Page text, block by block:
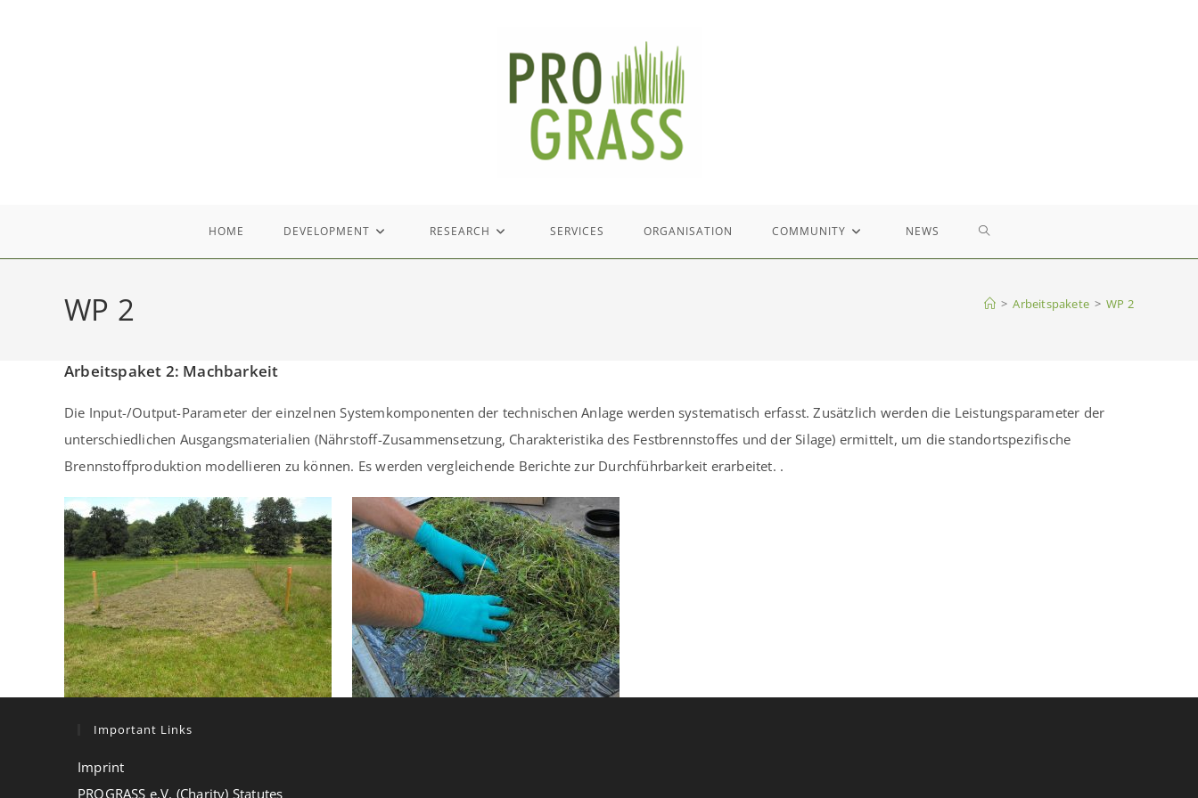
HOME DEVELOPMENT RESEARCH SERVICES ORGANISATION COMMUNITY NEWS WEBSITE-
WP 2 > Arbeitspakete > WP 2
Arbeitspaket 2: Machbarkeit
Die Input-/Output-Parameter der einzelnen Systemkomponenten der technischen Anlage werden systematisch erfasst. Zusätzlich werden die Leistungsparameter der
unterschiedlichen Ausgangsmaterialien (Nährstoff-Zusammensetzung, Charakteristika des Festbrennstoffes und der Silage) ermittelt, um die standortspezifische
Brennstoffproduktion modellieren zu können. Es werden vergleichende Berichte zur Durchführbarkeit erarbeitet. .
Important Links
Imprint
PROGRASS e.V. (Charity) Statutes